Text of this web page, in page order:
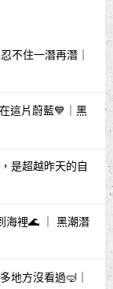
不住一潛再潛｜
這片蔚藍💙｜黑
是超越昨天的自
海裡🌊 ｜ 黑潮潛
地方沒看過🤿｜